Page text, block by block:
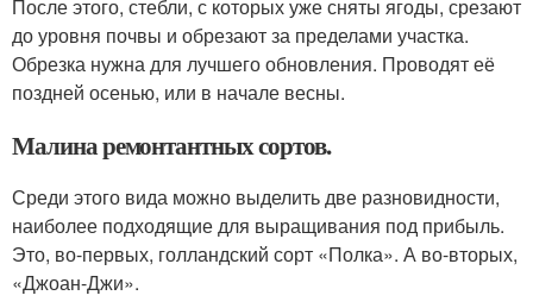
После этого, стебли, с которых уже сняты ягоды, срезают
до уровня почвы и обрезают за пределами участка.
Обрезка нужна для лучшего обновления. Проводят её
поздней осенью, или в начале весны.
Малина ремонтантных сортов.
Среди этого вида можно выделить две разновидности,
наиболее подходящие для выращивания под прибыль.
Это, во-первых, голландский сорт «Полка». А во-вторых,
«Джоан-Джи».